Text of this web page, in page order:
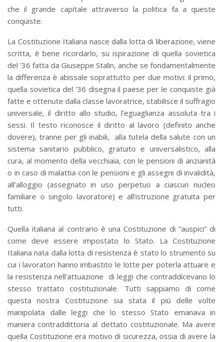
che il grande capitale attraverso la politica fa a queste
conquiste.
La Costituzione Italiana nasce dalla lotta di liberazione, viene
scritta, è bene ricordarlo, su ispirazione di quella sovietica
del ’36 fatta da Giuseppe Stalin, anche se fondamentalmente
la differenza è abissale soprattutto per due motivi: il primo,
quella sovietica del ’36 disegna il paese per le conquiste già
fatte e ottenute dalla classe lavoratrice, stabilisce il suffragio
universale, il diritto allo studio, l’eguaglianza assoluta tra i
sessi. Il testo riconosce il diritto al lavoro (definito anche
dovere), tranne per gli inabili, alla tutela della salute con un
sistema sanitario pubblico, gratuito e universalistico, alla
cura, al momento della vecchiaia, con le pensioni di anzianità
o in caso di malattia con le pensioni e gli assegni di invalidità,
all’alloggio (assegnato in uso perpetuo a ciascun nucleo
familiare o singolo lavoratore) e all’istruzione gratuita per
tutti.
Quella italiana al contrario è una Costituzione di “auspici” di
come deve essere impostato lo Stato. La Costituzione
Italiana nata dalla lotta di resistenza è stato lo strumento su
cui i lavoratori hanno imbastito le lotte per poterla attuare e
la resistenza nell’attuazione di leggi che contraddicevano lo
stesso trattato costituzionale. Tutti sappiamo di come
questa nostra Costituzione sia stata il più delle volte
manipolata dalle leggi che lo stesso Stato emanava in
maniera contraddittoria al dettato costituzionale. Ma avere
quella Costituzione era motivo di sicurezza, ossia di avere la